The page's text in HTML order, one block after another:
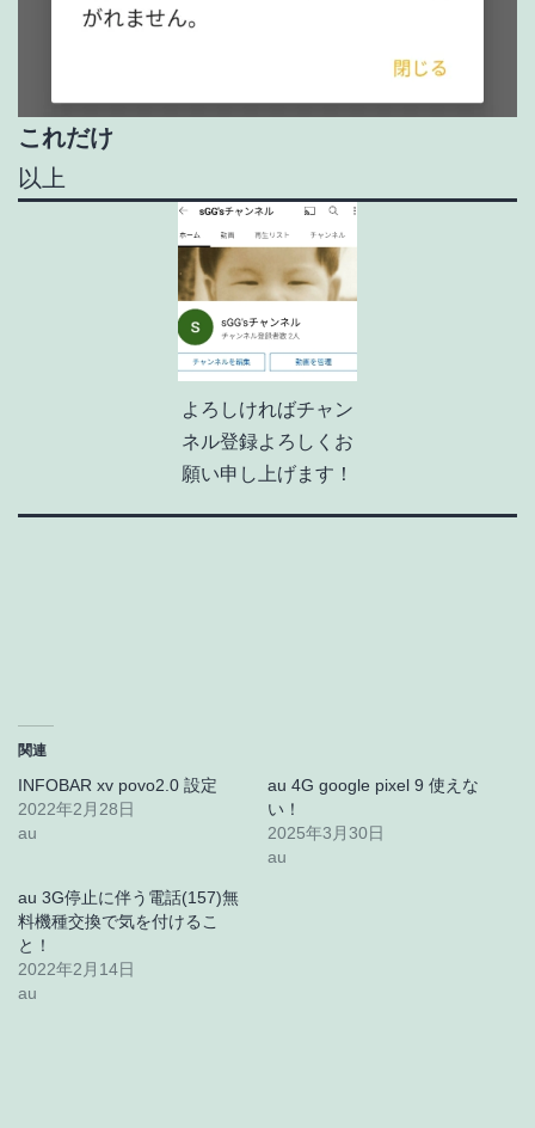
これだけ
以上
よろしければチャン
ネル登録よろしくお
願い申し上げます！
関連
INFOBAR xv povo2.0 設定
2022年2月28日
au
au 4G google pixel 9 使えな
い！
2025年3月30日
au
au 3G停止に伴う電話(157)無
料機種交換で気を付けるこ
と！
2022年2月14日
au